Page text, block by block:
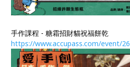
手作課程 - 糖霜招財貓祝福餅乾
https://www.accupass.com/event/